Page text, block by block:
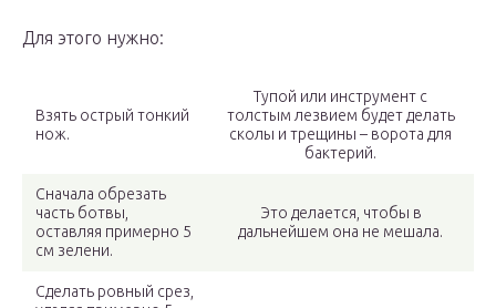
Для этого нужно:
Взять острый тонкий
нож.
Тупой или инструмент с
толстым лезвием будет делать
сколы и трещины – ворота для
бактерий.
Сначала обрезать
часть ботвы,
оставляя примерно 5
см зелени.
Это делается, чтобы в
дальнейшем она не мешала.
Сделать ровный срез,